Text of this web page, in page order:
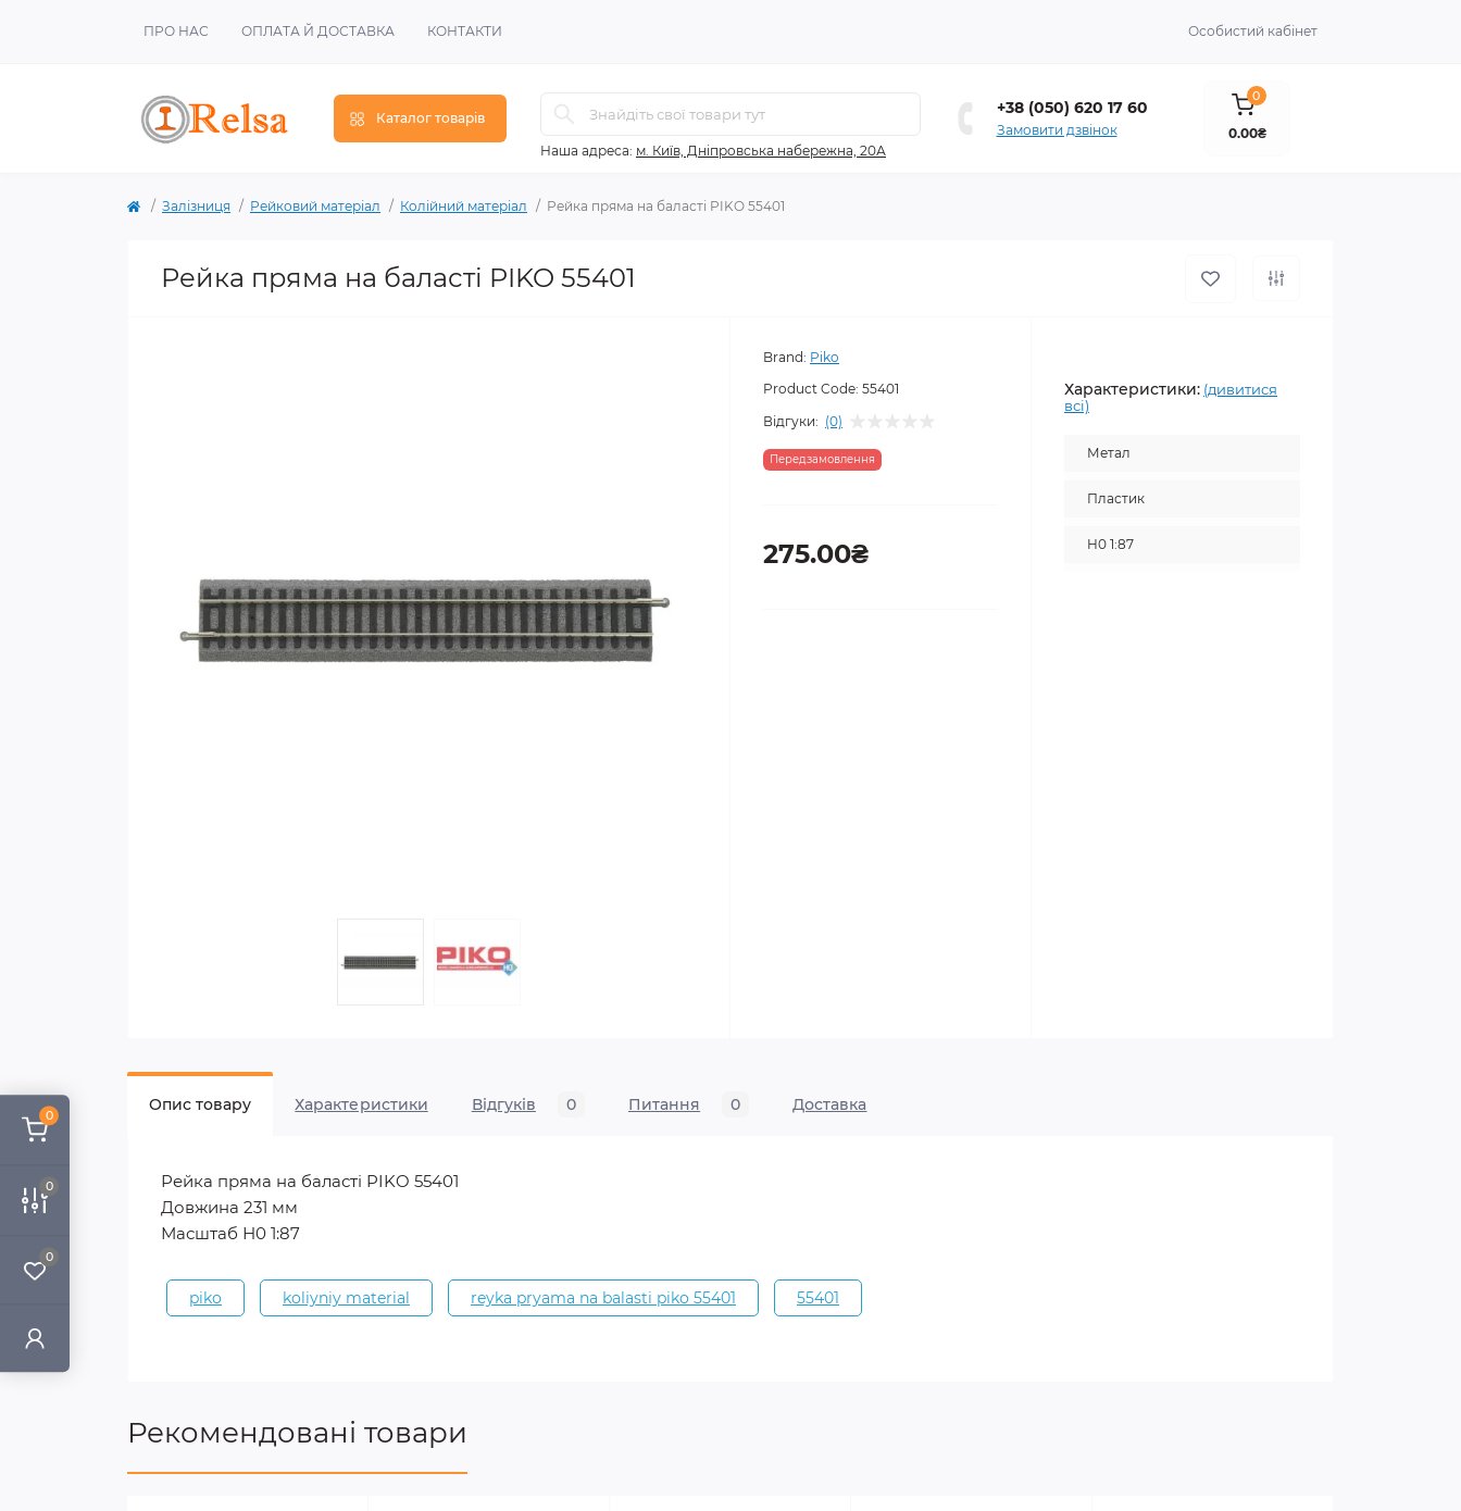
0
0
0
ПРО НАС ОПЛАТА Й ДОСТАВКА КОНТАКТИ Особистий кабінет
Каталог товарів
Наша адреса: м. Київ, Дніпровська набережна, 20А
+38 (050) 620 17 60
Замовити дзвінок
0
0.00₴
Залізниця Рейковий матеріал Колійний матеріал Рейка пряма на баласті PIKO 55401
Рейка пряма на баласті PIKO 55401
Brand: Piko
Product Code: 55401
Відгуки: (0)
Передзамовлення
275.00₴
Характеристики: (дивитися
всі)
Метал
Пластик
H0 1:87
Опис товару Характеристики Відгуків 0 Питання 0 Доставка
Рейка пряма на баласті PIKO 55401
Довжина 231 мм
Масштаб Н0 1:87
piko koliyniy material reyka pryama na balasti piko 55401 55401
Рекомендовані товари